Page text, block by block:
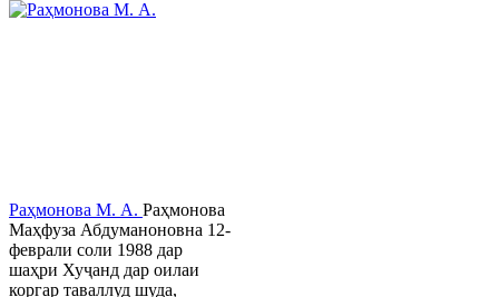
Раҳмонова М. А. Раҳмонова
Маҳфуза Абдуманоновна 12-
феврали соли 1988 дар
шаҳри Хуҷанд дар оилаи
коргар таваллуд шуда,